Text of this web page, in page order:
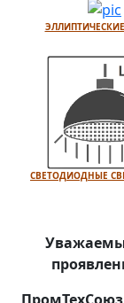
СВЕТОДИОДНЫЕ